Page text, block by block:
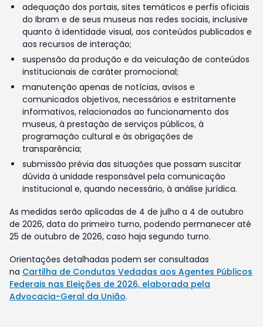
adequação dos portais, sites temáticos e perfis oficiais
do Ibram e de seus museus nas redes sociais, inclusive
quanto à identidade visual, aos conteúdos publicados e
aos recursos de interação;
suspensão da produção e da veiculação de conteúdos
institucionais de caráter promocional;
manutenção apenas de notícias, avisos e
comunicados objetivos, necessários e estritamente
informativos, relacionados ao funcionamento dos
museus, à prestação de serviços públicos, à
programação cultural e às obrigações de
transparência;
submissão prévia das situações que possam suscitar
dúvida à unidade responsável pela comunicação
institucional e, quando necessário, à análise jurídica.
As medidas serão aplicadas de 4 de julho a 4 de outubro
de 2026, data do primeiro turno, podendo permanecer até
25 de outubro de 2026, caso haja segundo turno.
Orientações detalhadas podem ser consultadas
na Cartilha de Condutas Vedadas aos Agentes Públicos
Federais nas Eleições de 2026, elaborada pela
Advocacia-Geral da União.